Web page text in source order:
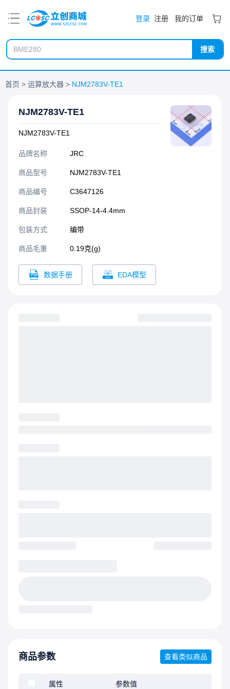
登录 注册 我的订单
搜索
首页 运算放大器 NJM2783V-TE1
NJM2783V-TE1
NJM2783V-TE1
品牌名称 JRC
商品型号 NJM2783V-TE1
商品编号 C3647126
商品封装 SSOP-14-4.4mm​
包装方式 编带
商品毛重 0.19克(g)
数据手册 EDA模型
商品参数 查看类似商品
属性 参数值